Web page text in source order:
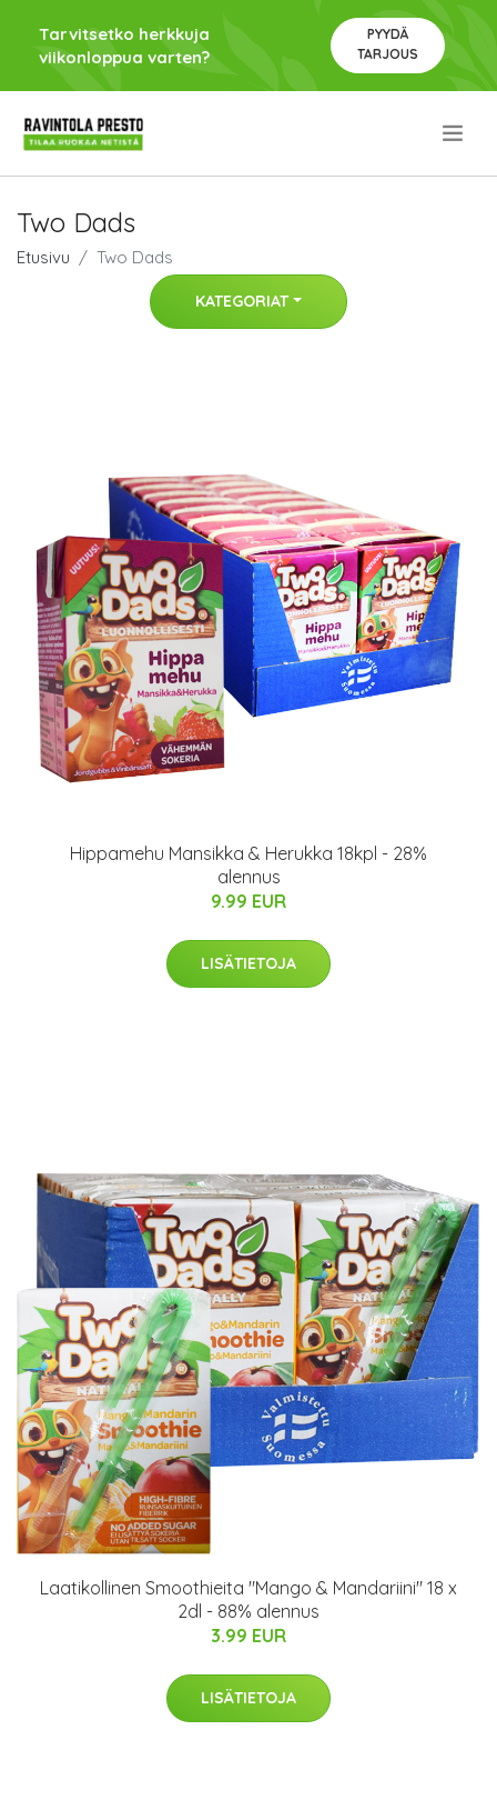
Tarvitsetko herkkuja
viikonloppua varten?
PYYDÄ
TARJOUS
Two Dads
Etusivu Two Dads
KATEGORIAT
Hippamehu Mansikka & Herukka 18kpl - 28%
alennus
9.99 EUR
LISÄTIETOJA
Laatikollinen Smoothieita "Mango & Mandariini" 18 x
2dl - 88% alennus
3.99 EUR
LISÄTIETOJA